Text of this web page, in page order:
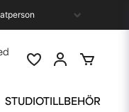
STUDIOTILLBEHÖR